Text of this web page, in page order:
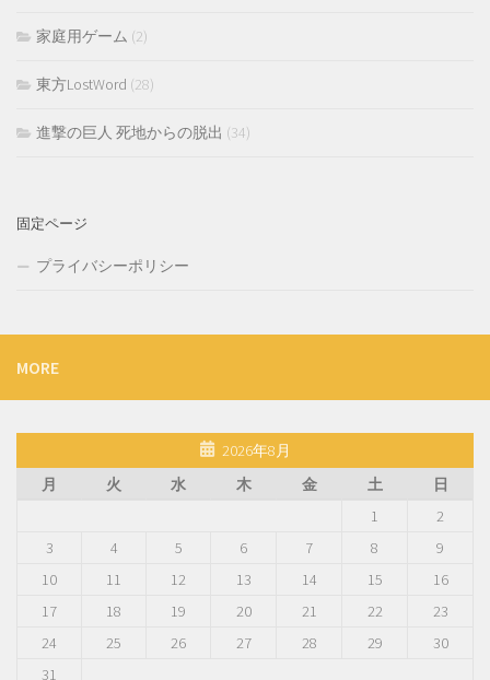
家庭用ゲーム (2)
東方LostWord (28)
進撃の巨人 死地からの脱出 (34)
固定ページ
プライバシーポリシー
MORE
2026年8月
月
火 水 木 金 土
日
1
2
3
4 5 6 7 8
9
10
11 12 13 14 15
16
17
18 19 20 21 22
23
24
25 26 27 28 29
30
31